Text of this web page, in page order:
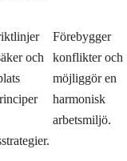
och
Förebygger
konflikter och
möjliggör en
harmonisk
arbetsmiljö.